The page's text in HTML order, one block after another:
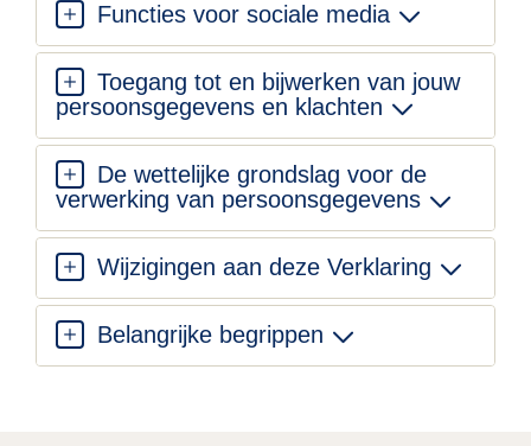
Functies voor sociale media
Toegang tot en bijwerken van jouw
persoonsgegevens en klachten
De wettelijke grondslag voor de
verwerking van persoonsgegevens
Wijzigingen aan deze Verklaring
Belangrijke begrippen